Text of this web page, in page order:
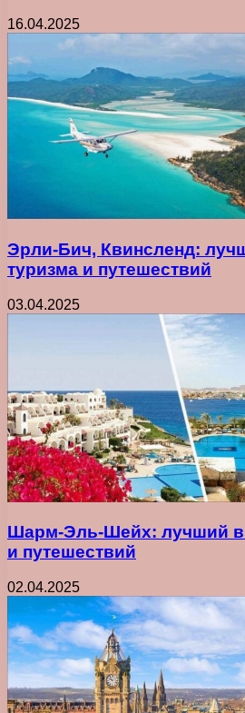
16.04.2025
Эрли-Бич, Квинсленд:
туризма и путешествий
03.04.2025
Шарм-Эль-Шейх: лучший
и путешествий
02.04.2025